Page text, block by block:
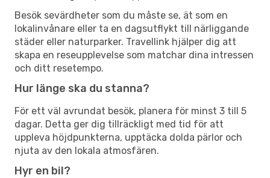
Besök sevärdheter som du måste se, ät som en
lokalinvånare eller ta en dagsutflykt till närliggande
städer eller naturparker. Travellink hjälper dig att
skapa en reseupplevelse som matchar dina intressen
och ditt resetempo.
Hur länge ska du stanna?
För ett väl avrundat besök, planera för minst 3 till 5
dagar. Detta ger dig tillräckligt med tid för att
uppleva höjdpunkterna, upptäcka dolda pärlor och
njuta av den lokala atmosfären.
Hyr en bil?